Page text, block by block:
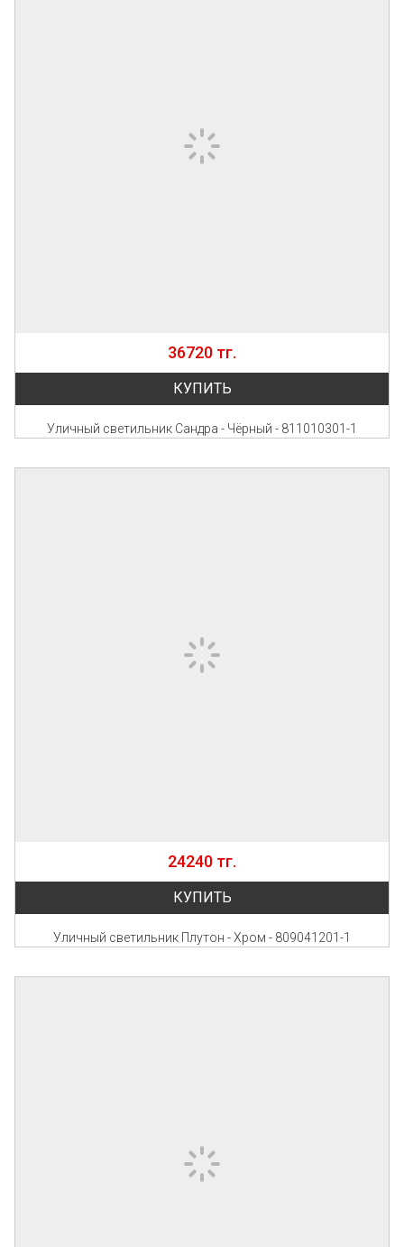
36720 тг.
КУПИТЬ
Уличный светильник Сандра - Чёрный - 811010301-1
24240 тг.
КУПИТЬ
Уличный светильник Плутон - Хром - 809041201-1